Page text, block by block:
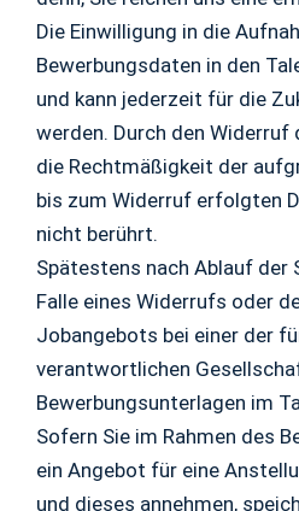
Die Einwilligung in die
Bewerbungsdaten in den
und kann jederzeit für die
werden. Durch den Widerruf
die Rechtmäßigkeit der
bis zum Widerruf erfolgten
nicht berührt.
Spätestens nach Ablauf der
Falle eines Widerrufs oder
Jobangebots bei einer der
verantwortlichen
Bewerbungsunterlagen im
Sofern Sie im Rahmen des
ein Angebot für eine
und dieses annehmen,